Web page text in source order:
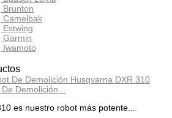
Brunton
Camelbak
Estwing
Garmin
Iwamoto
Demolición...
es nuestro robot más potente...